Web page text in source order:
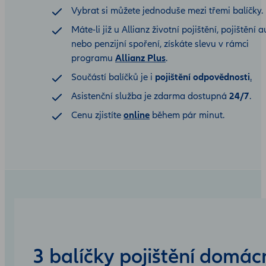
Vybrat si můžete jednoduše mezi třemi balíčky.
Máte-li již u Allianz životní pojištění, pojištění
nebo penzijní spoření, získáte slevu v rámci
programu Allianz Plus.
Součástí balíčků je i pojištění odpovědnosti.
Asistenční služba je zdarma dostupná 24/7.
Cenu zjistíte online během pár minut.
3 balíčky pojištění